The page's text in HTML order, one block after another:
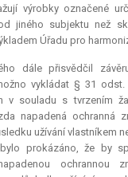
výrobky označené
jiného subjektu než
Úřadu pro
dále přisvědčil
vykládat § 31
v souladu s tvrzením
napadená ochranná
užívání vlastníkem
prokázáno, že by
ochrannou